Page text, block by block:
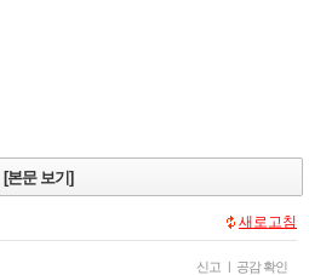
[본문 보기]
새로고침
신고 | 공감 확인